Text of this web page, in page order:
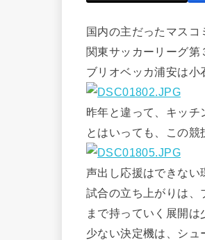
国内の主だったマス
関東サッカーリーグ第
ブリオベッカ浦安は小
昨年と違って、キッチ
とはいっても、この競
声出し応援はできない
試合の立ち上がりは、
まで持っていく展開は
少ない決定機は、シ